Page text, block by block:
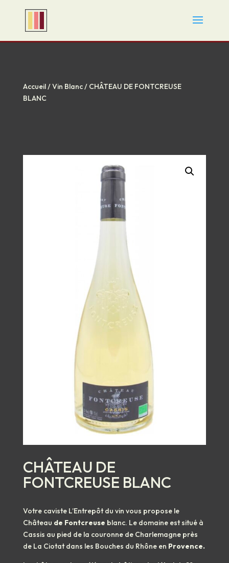
Accueil/Vin Blanc/ CHÂTEAU DE FONTCREUSE
BLANC
CHÂTEAU DE
FONTCREUSE BLANC
Votre caviste L’Entrepôt du vin vous propose le
Château de Fontcreuse blanc. Le domaine est situé à
Cassis au pied de la couronne de Charlemagne près
de La Ciotat dans les Bouches du Rhône en Provence.